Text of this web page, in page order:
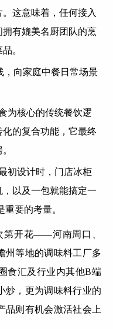
这意味着，任何接入
有媲美名厨团队的烹
。
向家庭中餐日常场景
核心的传统餐饮逻
的复合功能，它最终
设计时，门店冰柜
以及一包就能搞定一
重要的考量。
第开花——河南周口、
州等地的调味料工厂多
食汇及行业内其他B端
炒，更为调味料行业的
品则有机会激活社会上